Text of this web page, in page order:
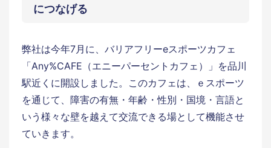
につなげる
弊社は今年7月に、バリアフリーeスポーツカフェ
「Any%CAFE（エニーパーセントカフェ）」を品川
駅近くに開設しました。このカフェは、ｅスポーツ
を通じて、障害の有無・年齢・性別・国境・言語と
いう様々な壁を越えて交流できる場として機能させ
ていきます。